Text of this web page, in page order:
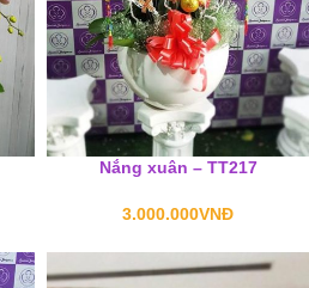
Nắng xuân – TT217
3.000.000VNĐ